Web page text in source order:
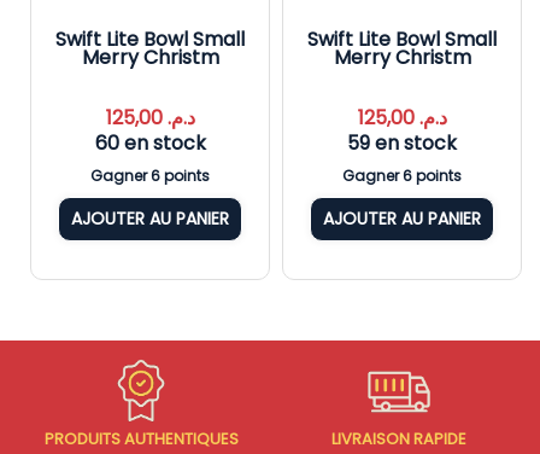
Swift Lite Bowl Small
Merry Christm
د.م.125,00
60 en stock
Gagner 6 points
AJOUTER AU PANIER
Swift Lite Bowl Small
Merry Christm
د.م.125,00
59 en stock
Gagner 6 points
AJOUTER AU PANIER
PRODUITS AUTHENTIQUES LIVRAISON RAPIDE